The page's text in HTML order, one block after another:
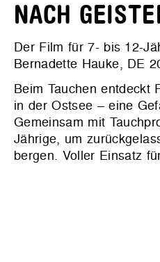
NACH
Der Film für 7- bis 12-
Bernadette Hauke, DE
Beim Tauchen entdeckt
in der Ostsee – eine
Gemeinsam mit
Jährige, um
bergen. Voller Einsatz